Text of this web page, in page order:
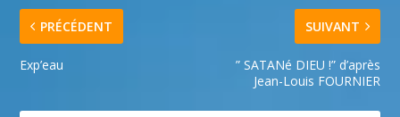
PRÉCÉDENT
Exp’eau
SUIVANT
” SATANé DIEU !” d’après
Jean-Louis FOURNIER